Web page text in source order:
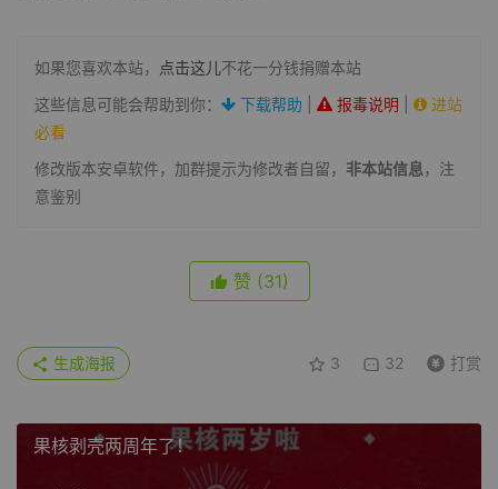
如果您喜欢本站， 点击这儿不花一分钱捐赠本站
这些信息可能会帮助到你：
下载帮助 报毒说明
进站
必看
修改版本安卓软件，加群提示为修改者自留， 非本站信息，注
意鉴别
赞 (31)
3 32 打赏
生成海报
果核剥壳两周年了！